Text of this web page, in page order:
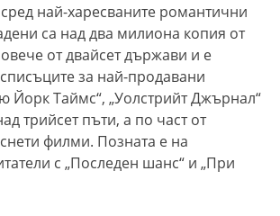
най-харесваните романтични
са над два милиона копия от
от двайсет държави и е
за най-продавани
Йорк Таймс“, „Уолстрийт Джърнал“
трийсет пъти, а по част от
филми. Позната е на
с „Последен шанс“ и „При